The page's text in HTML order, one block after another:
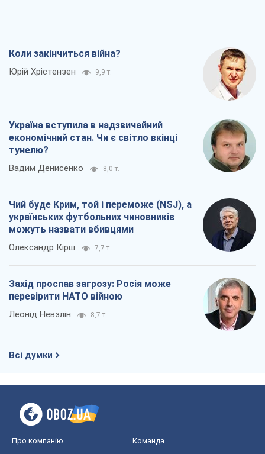
Коли закінчиться війна?
Юрій Хрістензен 9,9 т.
Україна вступила в надзвичайний
економічний стан. Чи є світло вкінці
тунелю?
Вадим Денисенко 8,0 т.
Чий буде Крим, той і переможе (NSJ), а
українських футбольних чиновників
можуть назвати вбивцями
Олександр Кірш 7,7 т.
Захід проспав загрозу: Росія може
перевірити НАТО війною
Леонід Невзлін 8,7 т.
Всі думки
Про компанію Команда